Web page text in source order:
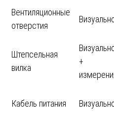
Вентиляционные
отверстия
Штепсельная
вилка
+
Кабель питания